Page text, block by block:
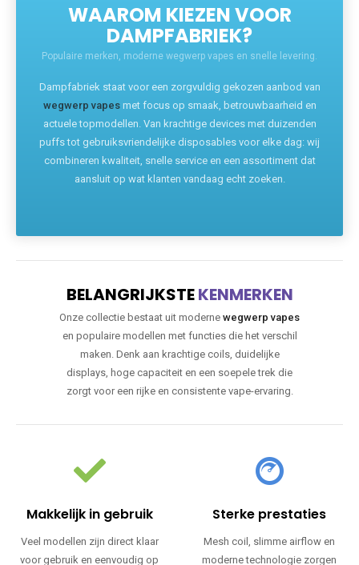
WAAROM KIEZEN VOOR
DAMPFABRIEK?
Populaire merken, moderne wegwerp vapes en snelle levering.
Dampfabriek staat voor een zorgvuldig gekozen aanbod van
wegwerp vapesmet focus op smaak, betrouwbaarheid en
actuele topmodellen. Van krachtige devices met duizenden
puffs tot gebruiksvriendelijke disposables voor elke dag: wij
combineren kwaliteit, snelle service en een assortiment dat
aansluit op wat klanten vandaag echt zoeken.
BELANGRIJKSTEKENMERKEN
Onze collectie bestaat uit moderne wegwerp vapes
en populaire modellen met functies die het verschil
maken. Denk aan krachtige coils, duidelijke
displays, hoge capaciteit en een soepele trek die
zorgt voor een rijke en consistente vape-ervaring.
Makkelijk in gebruik
Veel modellen zijn direct klaar
voor gebruik en eenvoudig op
Sterke prestaties
Mesh coil, slimme airflow en
moderne technologie zorgen